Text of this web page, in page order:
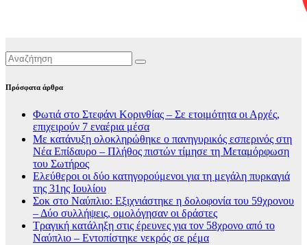
Πρόσφατα άρθρα
Φωτιά στο Στεφάνι Κορινθίας – Σε ετοιμότητα οι Αρχές,
επιχειρούν 7 εναέρια μέσα
Με κατάνυξη ολοκληρώθηκε ο πανηγυρικός εσπερινός στη
Νέα Επίδαυρο – Πλήθος πιστών τίμησε τη Μεταμόρφωση
του Σωτήρος
Ελεύθεροι οι δύο κατηγορούμενοι για τη μεγάλη πυρκαγιά
της 31ης Ιουλίου
Σοκ στο Ναύπλιο: Εξιχνιάστηκε η δολοφονία του 59χρονου
– Δύο συλλήψεις, ομολόγησαν οι δράστες
Τραγική κατάληξη στις έρευνες για τον 58χρονο από το
Ναύπλιο – Εντοπίστηκε νεκρός σε ρέμα